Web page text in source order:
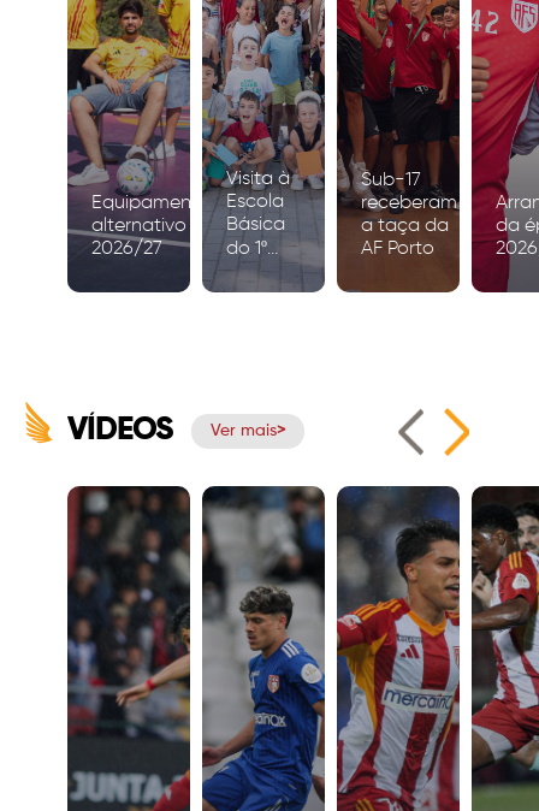
Equipamento
alternativo
2026/27
Visita à
Escola
Básica
do 1º
Ciclo de
Igreja
Sub-17
receberam
a taça da
AF Porto
da
VÍDEOS Ver mais